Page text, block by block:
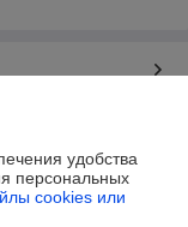
удобства
персональных
cookies или